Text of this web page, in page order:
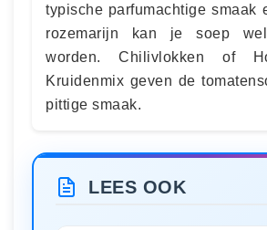
typische parfumachtige smaak
rozemarijn kan je soep
worden. Chilivlokken of
Kruidenmix geven de
pittige smaak.
LEES OOK